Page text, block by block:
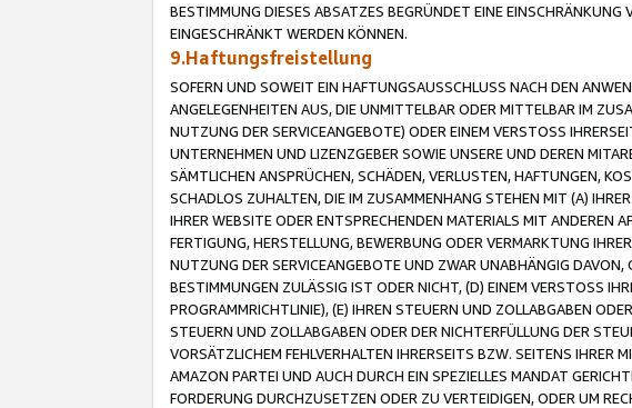
BESTIMMUNG DIESES ABSATZES BEGRÜNDET EINE
EINGESCHRÄNKT WERDEN KÖNNEN.
9.Haftungsfreistellung
SOFERN UND SOWEIT EIN HAFTUNGSAUSSCHLUSS NACH DEN
ANGELEGENHEITEN AUS, DIE UNMITTELBAR ODER MITTELBAR IM
NUTZUNG DER SERVICEANGEBOTE) ODER EINEM VERSTOSS
UNTERNEHMEN UND LIZENZGEBER SOWIE UNSERE UND DEREN
SÄMTLICHEN ANSPRÜCHEN, SCHÄDEN, VERLUSTEN, HAFTUNGEN,
SCHADLOS ZUHALTEN, DIE IM ZUSAMMENHANG STEHEN MIT (A)
IHRER WEBSITE ODER ENTSPRECHENDEN MATERIALS MIT ANDEREN
FERTIGUNG, HERSTELLUNG, BEWERBUNG ODER VERMARKTUNG
NUTZUNG DER SERVICEANGEBOTE UND ZWAR UNABHÄNGIG
BESTIMMUNGEN ZULÄSSIG IST ODER NICHT, (D) EINEM VERSTOSS
PROGRAMMRICHTLINIE), (E) IHREN STEUERN UND ZOLLABGABEN
STEUERN UND ZOLLABGABEN ODER DER NICHTERFÜLLUNG DER
VORSÄTZLICHEM FEHLVERHALTEN IHRERSEITS BZW. SEITENS IHRER
AMAZON PARTEI UND AUCH DURCH EIN SPEZIELLES MANDAT
FORDERUNG DURCHZUSETZEN ODER ZU VERTEIDIGEN, ODER UM